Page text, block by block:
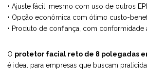
• Ajuste fácil, mesmo com uso de outros
• Opção econômica com ótimo custo-
• Produto de confiança, com conformidade
O protetor facial reto de 8 polegadas
é ideal para empresas que buscam